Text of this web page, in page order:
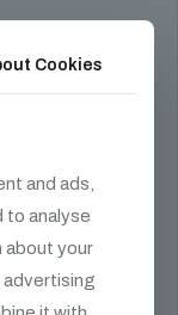
Cookies
and ads,
to analyse
about your
advertising